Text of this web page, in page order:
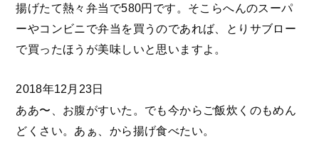
揚げたて熱々弁当で580円です。そこらへんのスーパ
ーやコンビニで弁当を買うのであれば、とりサブロー
で買ったほうが美味しいと思いますよ。
2018年12月23日
ああ〜、お腹がすいた。でも今からご飯炊くのもめん
どくさい。あぁ、から揚げ食べたい。